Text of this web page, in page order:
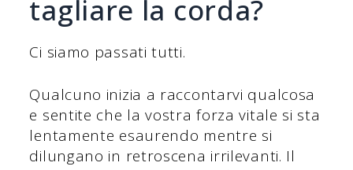
tagliare la corda?
Ci siamo passati tutti.
Qualcuno inizia a raccontarvi qualcosa
e sentite che la vostra forza vitale si sta
lentamente esaurendo mentre si
dilungano in retroscena irrilevanti. Il